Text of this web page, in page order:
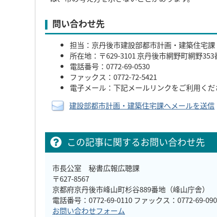
問い合わせ先
担当：京丹後市建設部都市計画・建築住宅課
所在地：〒629-3101 京丹後市網野町網野353
電話番号：0772-69-0530
ファックス：0772-72-5421
電子メール：下記メールリンクをご利用くだ
建設部都市計画・建築住宅課へメールを送信
この記事に関するお問い合わせ先
市長公室 秘書広報広聴課
〒627-8567
京都府京丹後市峰山町杉谷889番地（峰山庁舎）
電話番号：0772-69-0110 ファックス：0772-69-
お問い合わせフォーム